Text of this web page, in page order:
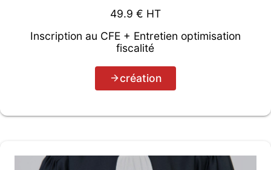
49.9 € HT
Inscription au CFE + Entretien optimisation
fiscalité
création